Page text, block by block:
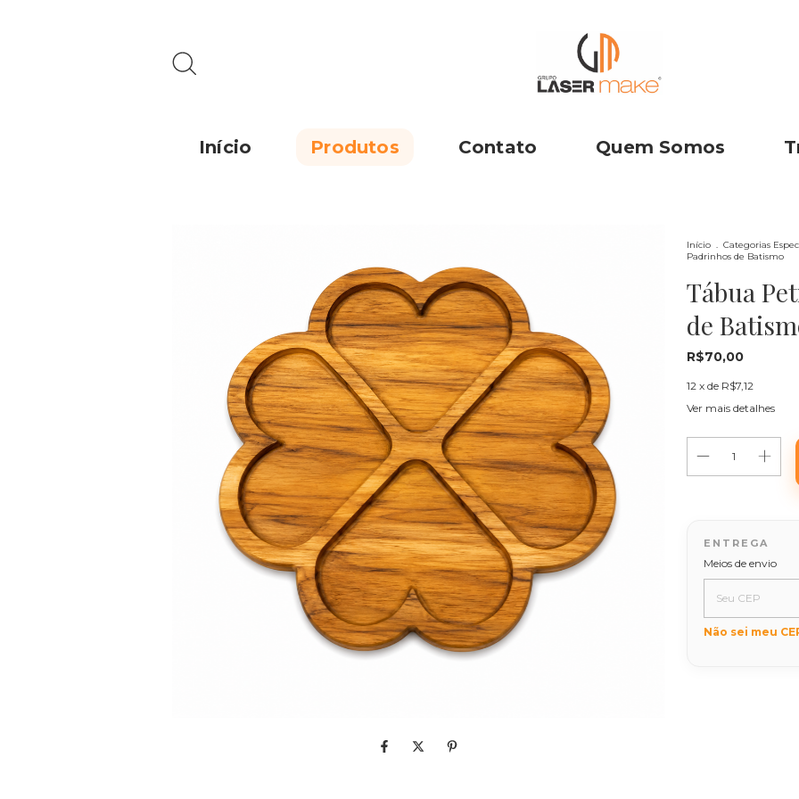
Início Produtos Contato Quem Somos
Início . Categorias
Padrinhos de Batismo
Tábua
de
R$70,00
12 x de R$7,12
Ver mais detalhes
Entregas para o
Meios de envio
Não sei meu